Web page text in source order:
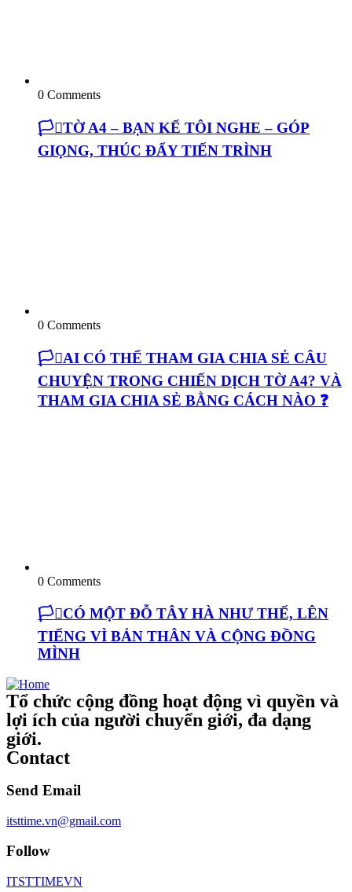
0 Comments
🏳️‍⚧️TỜ A4 – BẠN KỂ TÔI NGHE – GÓP
GIỌNG, THÚC ĐẨY TIẾN TRÌNH
0 Comments
🏳️‍⚧️AI CÓ THỂ THAM GIA CHIA SẺ CÂU
CHUYỆN TRONG CHIẾN DỊCH TỜ A4? VÀ
THAM GIA CHIA SẺ BẰNG CÁCH NÀO ❓
0 Comments
🏳️‍⚧️CÓ MỘT ĐỖ TÂY HÀ NHƯ THẾ, LÊN
TIẾNG VÌ BẢN THÂN VÀ CỘNG ĐỒNG
MÌNH
Tổ chức cộng đồng hoạt động vì quyền và
lợi ích của người chuyển giới, đa dạng
giới.
Contact
Send Email
itsttime.vn@gmail.com
Follow
ITSTTIMEVN